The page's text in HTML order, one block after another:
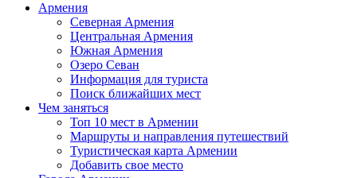
Армения
Северная Армения
Центральная Армения
Южная Армения
Озеро Севан
Информация для туриста
Поиск ближайших мест
Чем заняться
Топ 10 мест в Армении
Маршруты и направления путешествий
Туристическая карта Армении
Добавить свое место